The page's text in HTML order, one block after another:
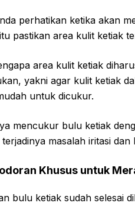
perhatikan ketika akan
pastikan area kulit ketiak
area kulit ketiak
yakni agar kulit ketiak
untuk dicukur.
mencukur bulu ketiak
masalah iritasi dan
Khusus untuk
bulu ketiak sudah selesai